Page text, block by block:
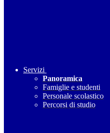
Servizi
Panoramica
Famiglie e studenti
Personale scolastico
Percorsi di studio